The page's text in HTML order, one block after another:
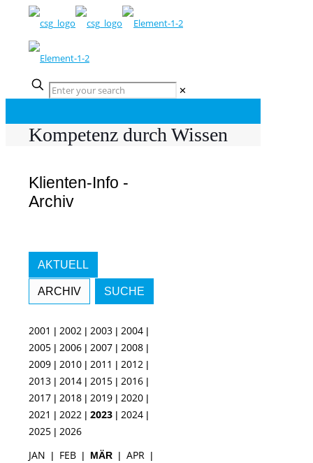
✕
Kompetenz durch Wissen
Klienten-Info -
Archiv
AKTUELL
ARCHIV SUCHE
2001 | 2002 | 2003 | 2004 |
2005 | 2006 | 2007 | 2008 |
2009 | 2010 | 2011 | 2012 |
2013 | 2014 | 2015 | 2016 |
2017 | 2018 | 2019 | 2020 |
2021 | 2022 | 2023 | 2024 |
2025 | 2026
JAN | FEB | MÄR | APR |